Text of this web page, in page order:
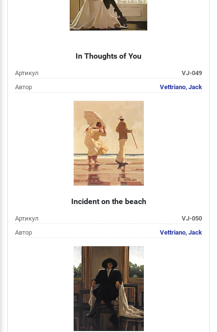
In Thoughts of You
Артикул
VJ-049
Автор
Vettriano, Jack
Подробнее
Incident on the beach
Артикул
VJ-050
Автор
Vettriano, Jack
Подробнее